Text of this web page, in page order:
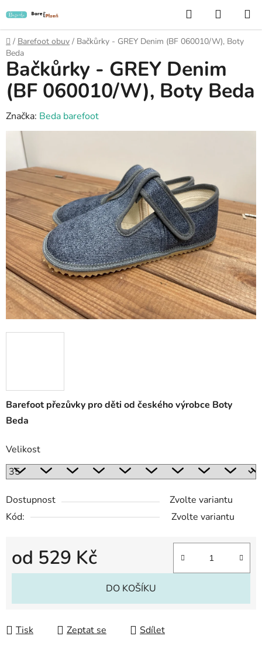
na
obsah
Hledat
KOŠÍK
Domů
/ Barefoot obuv / Bačkůrky - GREY Denim (BF 060010/W), Boty
Beda
Barefoot přezůvky pro děti od českého výrobce Boty
Beda
Velikost
Dostupnost
Zvolte variantu
Kód:
Zvolte variantu
od 529 Kč
Měrná cena:
DO KOŠÍKU
Tisk Zeptat se Sdílet
Bačkůrky - GREY Denim
(BF 060010/W), Boty Beda
Značka: Beda barefoot